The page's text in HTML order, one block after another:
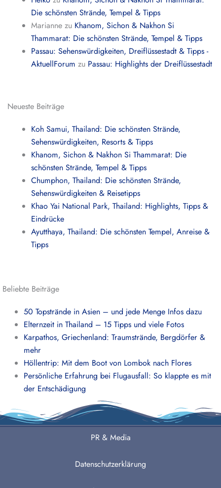
Die schönsten Strände, Tempel & Tipps
Marianne zu Khanom, Sichon & Nakhon Si
Thammarat: Die schönsten Strände, Tempel & Tipps
Passau: Sehenswürdigkeiten, Dreiflüssestadt & Tipps -
AktuellForum zu Passau: Highlights der Dreiflüssestadt
Neueste Beiträge
Koh Samui, Thailand: Die schönsten Strände,
Sehenswürdigkeiten, Resorts & Tipps
Khanom, Sichon & Nakhon Si Thammarat: Die
schönsten Strände, Tempel & Tipps
Chumphon, Thailand: Die schönsten Strände,
Sehenswürdigkeiten & Reisetipps
Khao Yai National Park, Thailand: Highlights, Tipps &
Eindrücke
Ayutthaya, Thailand: Die schönsten Tempel, Anreise &
Tipps
Beliebte Beiträge
50 Topstrände in Asien – und jede Menge Infos dazu
Elternzeit in Thailand – 15 Tipps und viele Fotos
Karpathos, Griechenland: Traumstrände, Bergdörfer &
mehr
Höllentrip: Mit dem Boot von Lombok nach Flores
Persönliche Erfahrung bei Flugausfall: So klappte es mit
der Entschädigung
PR & Media
Datenschutzerklärung